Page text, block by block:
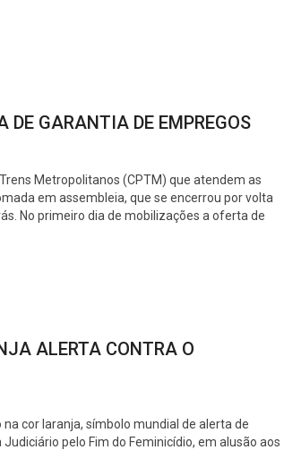
DE GARANTIA DE EMPREGOS
Metropolitanos (CPTM) que atendem as
em assembleia, que se encerrou por volta
No primeiro dia de mobilizações a oferta de
ALERTA CONTRA O
cor laranja, símbolo mundial de alerta de
pelo Fim do Feminicídio, em alusão aos